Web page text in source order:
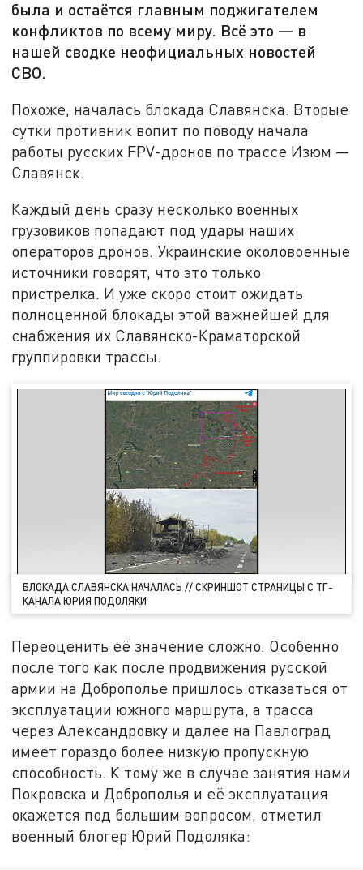
была и остаётся главным поджигателем
конфликтов по всему миру. Всё это — в
нашей сводке неофициальных новостей
СВО.
Похоже, началась блокада Славянска. Вторые
сутки противник вопит по поводу начала
работы русских FPV-дронов по трассе Изюм —
Славянск.
Каждый день сразу несколько военных
грузовиков попадают под удары наших
операторов дронов. Украинские околовоенные
источники говорят, что это только
пристрелка. И уже скоро стоит ожидать
полноценной блокады этой важнейшей для
снабжения их Славянско-Краматорской
группировки трассы.
БЛОКАДА СЛАВЯНСКА НАЧАЛАСЬ // СКРИНШОТ СТРАНИЦЫ С ТГ-
КАНАЛА ЮРИЯ ПОДОЛЯКИ
Переоценить её значение сложно. Особенно
после того как после продвижения русской
армии на Доброполье пришлось отказаться от
эксплуатации южного маршрута, а трасса
через Александровку и далее на Павлоград
имеет гораздо более низкую пропускную
способность. К тому же в случае занятия нами
Покровска и Доброполья и её эксплуатация
окажется под большим вопросом, отметил
военный блогер Юрий Подоляка: